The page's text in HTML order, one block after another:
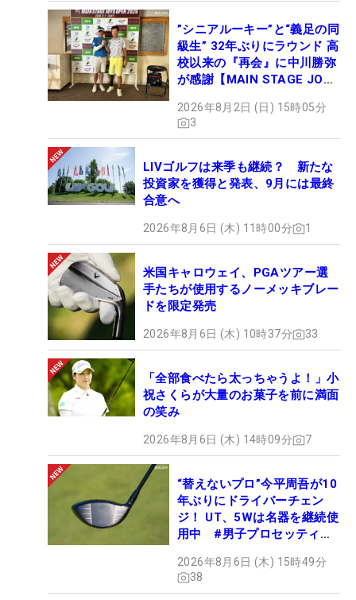
”シニアルーキー”と“義足の同
級生” 32年ぶりにラウンド 高
校以来の『再会』に中川勝弥
が感謝【MAIN STAGE JOYX
2026年8月2日 (日) 15時05分
3
LIVゴルフは来季も継続？ 新たな
投資家を獲得と発表、9月には最終
合意へ
2026年8月6日 (木) 11時00分 1
米国キャロウェイ、PGAツアー選
手たちが使用するノーメッキブレー
ドを限定発売
2026年8月6日 (木) 10時37分 33
「全部食べたら太っちゃうよ！」小
祝さくらが大量のお菓子を前に満面
の笑み
2026年8月6日 (木) 14時09分 7
“替えないプロ”今平周吾が10
年ぶりにドライバーチェン
ジ！ UT、5Wは名器を継続使
用中 #男子プロセッティン
2026年8月6日 (木) 15時49分
38